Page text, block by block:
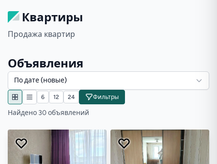
Квартиры
Продажа квартир
Объявления
По дате (новые)
6 12 24 Фильтры
Найдено 30 объявлений